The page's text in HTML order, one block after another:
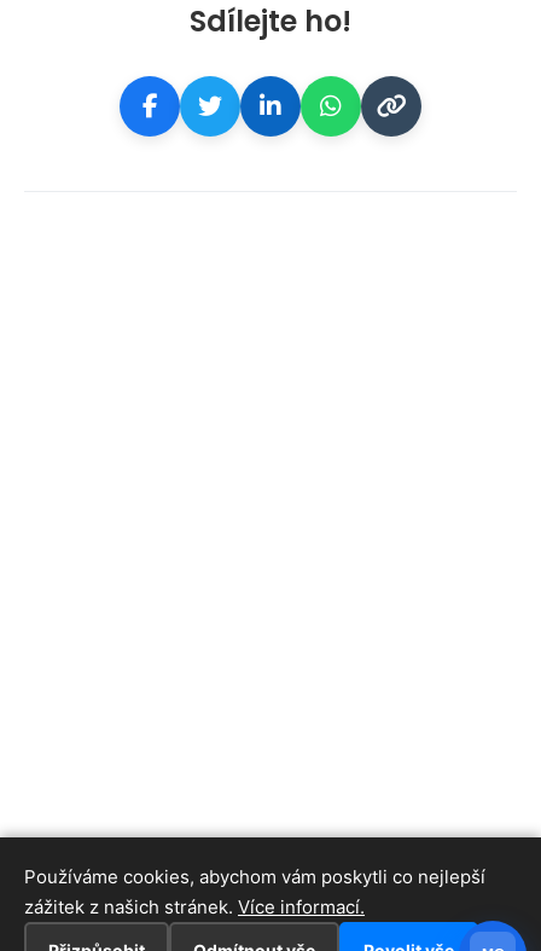
Sdílejte ho!
Používáme cookies, abychom vám poskytli co nejlepší
zážitek z našich stránek. Více informací.